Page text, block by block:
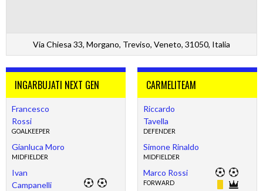
Via Chiesa 33, Morgano, Treviso, Veneto, 31050, Italia
INGARBUJATI NEXT GEN
Francesco
Rossi
GOALKEEPER
Gianluca Moro
MIDFIELDER
Ivan
Campanelli
CARMELITEAM
Riccardo
Tavella
DEFENDER
Simone Rinaldo
MIDFIELDER
Marco Rossi
FORWARD